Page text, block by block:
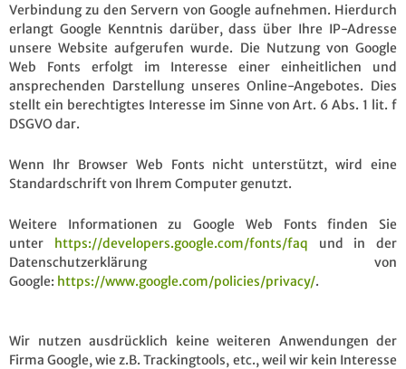
Verbindung zu den Servern von Google aufnehmen. Hierdurch
erlangt Google Kenntnis darüber, dass über Ihre IP-Adresse
unsere Website aufgerufen wurde. Die Nutzung von Google
Web Fonts erfolgt im Interesse einer einheitlichen und
ansprechenden Darstellung unseres Online-Angebotes. Dies
stellt ein berechtigtes Interesse im Sinne von Art. 6 Abs. 1 lit. f
DSGVO dar.
Wenn Ihr Browser Web Fonts nicht unterstützt, wird eine
Standardschrift von Ihrem Computer genutzt.
Weitere Informationen zu Google Web Fonts finden Sie
unter https://developers.google.com/fonts/faq und in der
Datenschutzerklärung von
Google: https://www.google.com/policies/privacy/.
Wir nutzen ausdrücklich keine weiteren Anwendungen der
Firma Google, wie z.B. Trackingtools, etc., weil wir kein Interesse